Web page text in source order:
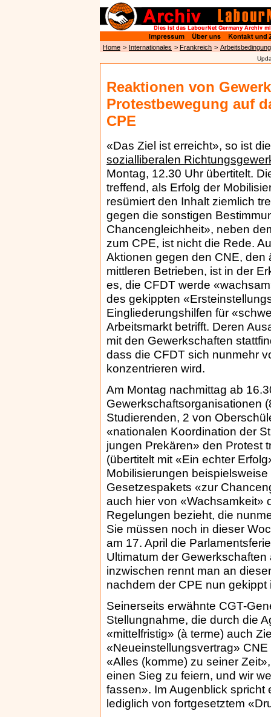
Home > Internationales > Frankreich >
Reaktionen von
Protestbewegung auf
CPE
«Das Ziel ist erreicht», so ist
sozialliberalen
Montag, 12.30 Uhr übertitelt.
treffend, als Erfolg der
resümiert den Inhalt ziemlich
gegen die sonstigen
Chancengleichheit», neben
zum CPE, ist nicht die Rede.
Aktionen gegen den CNE,
mittleren Betrieben, ist in der
es, die CFDT werde
des gekippten
Eingliederungshilfen für
Arbeitsmarkt betrifft. Deren
mit den Gewerkschaften
dass die CFDT sich nunmehr
konzentrieren wird.
Am Montag nachmittag ab
Gewerkschaftsorganisationen
Studierenden, 2 von
«nationalen Koordination der
jungen Prekären» den Protest
(übertitelt mit «Ein echter
Mobilisierungen
Gesetzespakets «zur
auch hier von «Wachsamkeit»
Regelungen bezieht, die
Sie müssen noch in dieser
am 17. April die
Ultimatum der
inzwischen rennt man an
nachdem der CPE nun gekippt
Seinerseits erwähnte CGT-
Stellungnahme, die durch die
«mittelfristig» (à terme) auch
«Neueinstellungsvertrag»
«Alles (komme) zu seiner
einen Sieg zu feiern, und wir
fassen». Im Augenblick
lediglich von fortgesetztem